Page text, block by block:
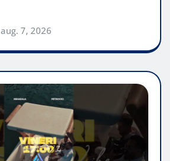
aug. 7, 2026